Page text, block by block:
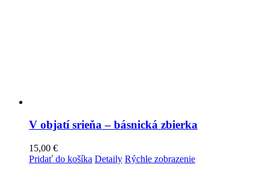
V objatí srieňa – básnická zbierka
15,00 €
Pridať do košíka Detaily Rýchle zobrazenie